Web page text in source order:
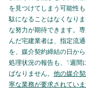
を見つけてしまう可能性
駄になることはなくなり
な努力が期待できます。
んだ宅建業者は、指定流
を、媒介契約締結の日か
処理状況の報告も、1週間
ばなりません。 他の媒介
寧な業務が要求されていま